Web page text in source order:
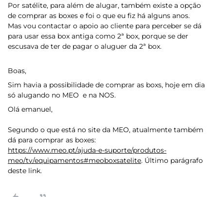
Por satélite, para além de alugar, também existe a opção
de comprar as boxes e foi o que eu fiz há alguns anos.
Mas vou contactar o apoio ao cliente para perceber se dá
para usar essa box antiga como 2ª box, porque se der
escusava de ter de pagar o aluguer da 2ª box.
Boas,
Sim havia a possibilidade de comprar as boxs, hoje em dia
só alugando no MEO e na NOS.
Olá emanuel,
Segundo o que está no site da MEO, atualmente também
dá para comprar as boxes:
https://www.meo.pt/ajuda-e-suporte/produtos-
meo/tv/equipamentos#meoboxsatelite. Último parágrafo
deste link.